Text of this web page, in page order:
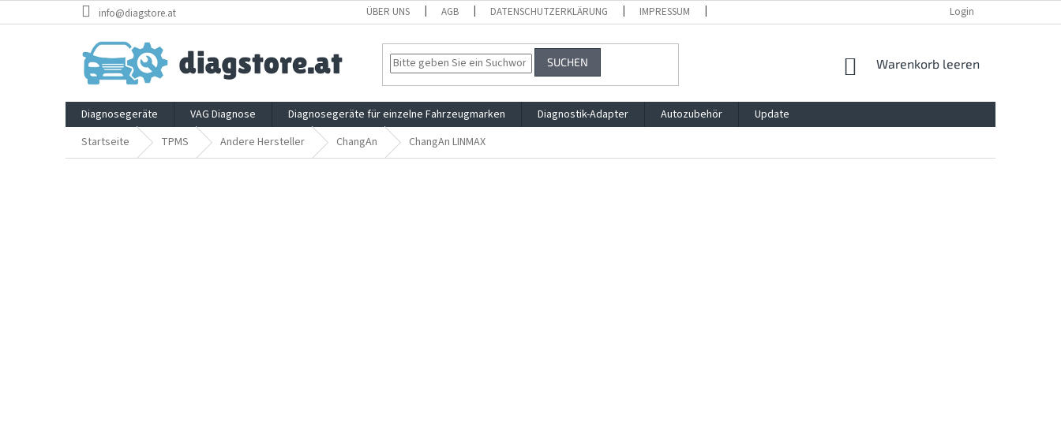
Inhalt
info@diagstore.at ÜBER UNS AGB DATENSCHUTZERKLÄRUNG IMPRESSUM Login
SUCHEN WARENKORB
Warenkorb leeren
Diagnosegeräte VAG Diagnose Diagnosegeräte für einzelne Fahrzeugmarken Diagnostik-Adapter Autozubehör
Update
Startseite
TPMS Andere Hersteller ChangAn ChangAn LINMAX